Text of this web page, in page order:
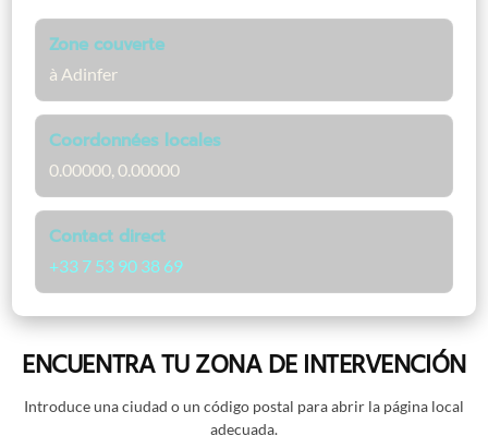
Zone couverte
à Adinfer
Coordonnées locales
0.00000, 0.00000
Contact direct
+33 7 53 90 38 69
ENCUENTRA TU ZONA DE INTERVENCIÓN
Introduce una ciudad o un código postal para abrir la página local
adecuada.